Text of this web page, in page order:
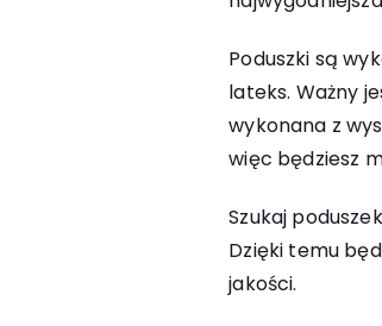
Poduszki są
lateks. Ważny
wykonana z
więc będziesz
Szukaj
Dzięki temu
jakości.